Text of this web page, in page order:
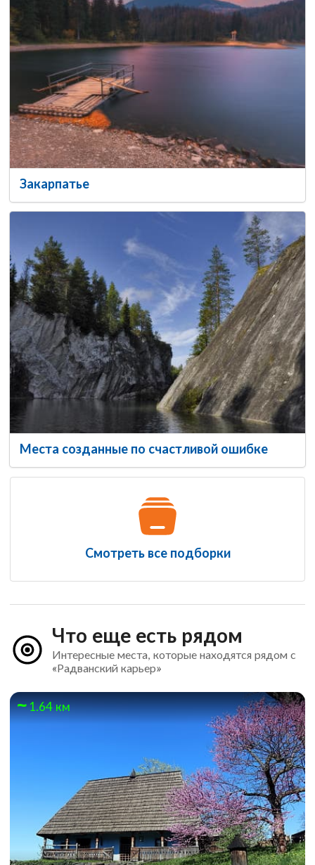
Закарпатье
Места созданные по счастливой ошибке
Смотреть все подборки
Что еще есть рядом
Интересные места, которые находятся рядом с
«Радванский карьер»
1.64 км